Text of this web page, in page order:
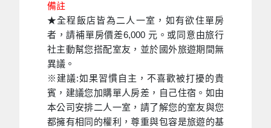
備註
★全程飯店皆為二人一室，如有欲住單房
者，請補單房價差6,000 元。或同意由旅行
社主動幫您搭配室友，並於國外旅遊期間無
異議。
※建議:如果習慣自主，不喜歡被打擾的貴
賓，建議您加購單人房差，自己住宿。如由
本公司安排二人一室，請了解您的室友與您
都擁有相同的權利，尊重與包容是旅遊的基